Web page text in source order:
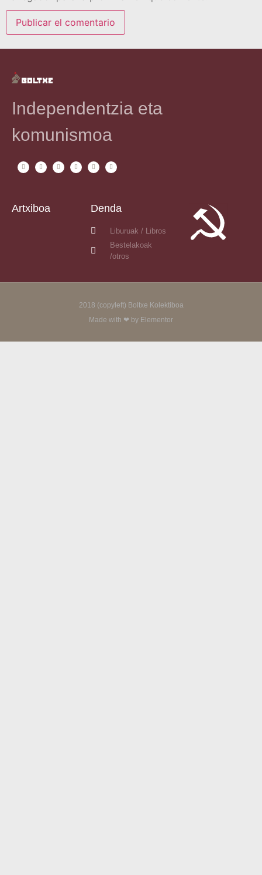
Independentzia eta
komunismoa
Artxiboa Denda
Liburuak / Libros
Bestelakoak
/otros
2018 (copyleft) Boltxe Kolektiboa
Made with ❤ by Elementor